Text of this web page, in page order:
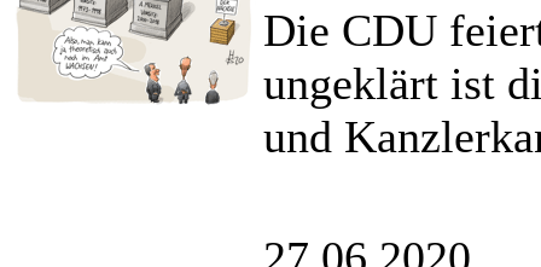
Die CDU
ungeklärt ist
und